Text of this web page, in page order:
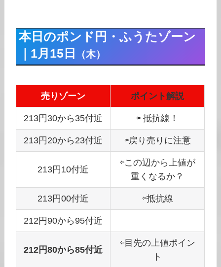
本日のポンド円・ふうたゾーン
｜1月15日
（木）
売りゾーン ポイント解説
213円30から35付近 ⇦ 抵抗線！
213円20から23付近 ⇦戻り売りに注意
213円10付近
⇦この辺から上値が
重くなるか？
213円00付近 ⇦抵抗線
212円90から95付近
212円80から85付近
⇦目先の上値ポイン
ト